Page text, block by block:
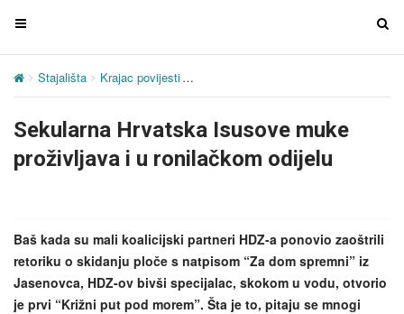
T
g
e
n
a
g
a
t
i
T
g
t
Stajališta Krajac povijesti
Sekularna Hrvatska Isusove muke
proživljava i u ronilačkom odijelu
Baš kada su mali koalicijski partneri HDZ-a ponovio zaoštrili
retoriku o skidanju ploče s natpisom “Za dom spremni” iz
Jasenovca, HDZ-ov bivši specijalac, skokom u vodu, otvorio
je prvi “Križni put pod morem”. Šta je to, pitaju se mnogi